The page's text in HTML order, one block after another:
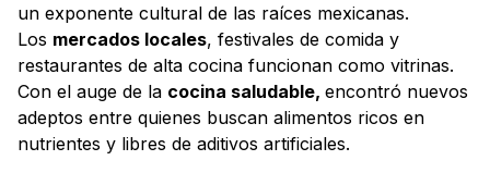
un exponente cultural de las raíces mexicanas.
Los mercados locales, festivales de comida y
restaurantes de alta cocina funcionan como vitrinas.
Con el auge de la cocina saludable, encontró nuevos
adeptos entre quienes buscan alimentos ricos en
nutrientes y libres de aditivos artificiales.